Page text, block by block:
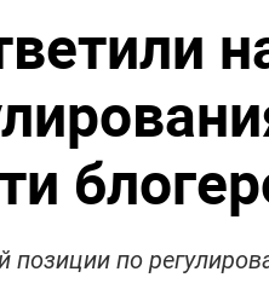
позиции по